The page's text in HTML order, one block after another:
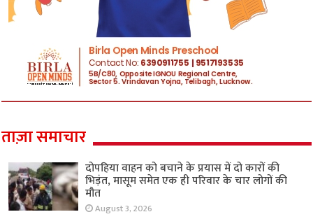
ताज़ा समाचार
दोपहिया वाहन को बचाने के प्रयास में दो कारों की
भिड़ंत, मासूम समेत एक ही परिवार के चार लोगों की
मौत
August 3, 2026